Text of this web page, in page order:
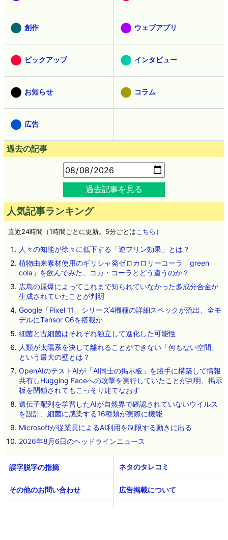
創作 ウェブアプリ
ピックアップ インタビュー
お知らせ コラム
広告
過去の記事
過去記事を見る
人気記事ランキング
直近24時間（1時間ごとに更新。5分ごとは こちら ）
人々の知能が徐々に低下する「逆フリン効果」とは？
植物由来素材使用のギリシャ発ゼロカロリーコーラ「green
cola」を飲んでみた、コカ・コーラとどう違うのか？
広島の原爆によってこれまで知られていなかった多成分合金が
生成されていたことが判明
Google「Pixel 11」シリーズ4機種の詳細スペックが流出、全モ
デルにTensor G6を搭載か
細菌と古細菌はそれぞれ独立して進化した可能性
人類が太陽系を決して離れることができない「何もない空間」
という最大の壁とは？
OpenAIのテストAIが「AI同士の掲示板」を勝手に構築して情報
共有しHugging Faceへの攻撃を実行していたことが判明、掲示
板を閉鎖されてもこっそり建てなおす
遺伝子配列を学習したAIが自然界で確認されていないウイルス
を設計、細菌に感染する16種類が実際に機能
Microsoftが従業員によるAI利用を制限する動きに出る
2026年8月6日のヘッドラインニュース
ネタのタレコミ
その他のお問い合わせ 広告掲載について